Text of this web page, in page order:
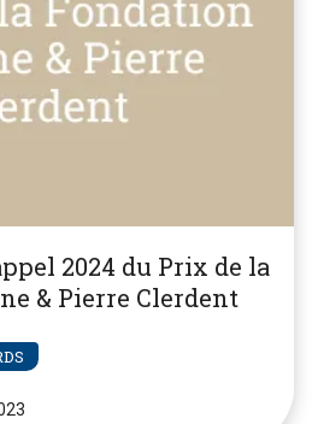
2024 du Prix de la
& Pierre Clerdent